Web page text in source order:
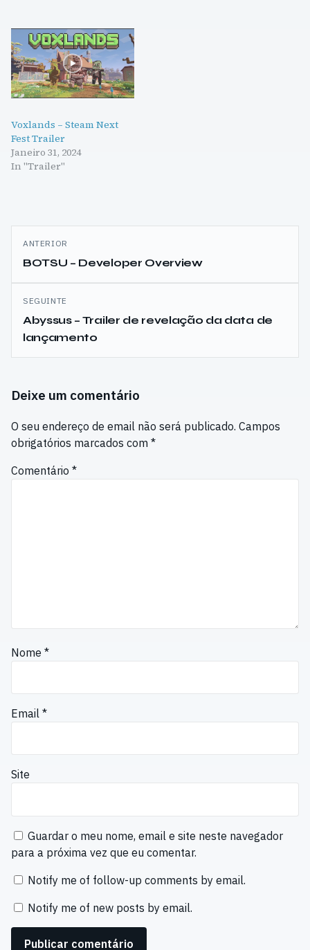
Voxlands – Steam Next
Fest Trailer
Janeiro 31, 2024
In "Trailer"
Navegação
de
artigos
ANTERIOR
BOTSU – Developer Overview
SEGUINTE
Abyssus – Trailer de revelação da data de
lançamento
Deixe um comentário
O seu endereço de email não será publicado. Campos
obrigatórios marcados com *
Comentário *
Nome *
Email *
Site
Guardar o meu nome, email e site neste navegador
para a próxima vez que eu comentar.
Notify me of follow-up comments by email.
Notify me of new posts by email.